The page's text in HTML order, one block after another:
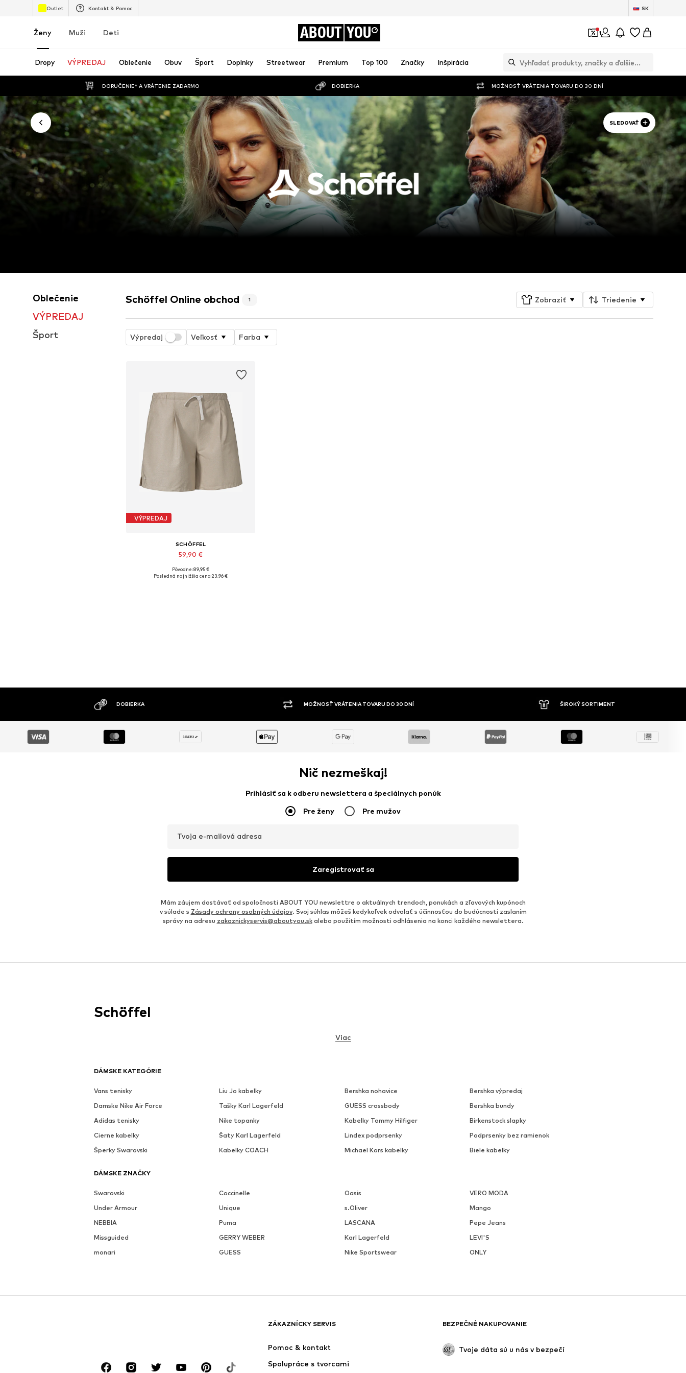
Outlet Kontakt & Pomoc SK
Ženy Muži Deti ABOUT YOU 1
Dropy VÝPREDAJ Oblečenie Obuv Šport Doplnky Streetwear Premium Top 100 Značky Inšpirácia
DORUČENIE* A VRÁTENIE ZADARMO DOBIERKA MOŽNOSŤ VRÁTENIA TOVARU DO 30 DNÍ
SLEDOVAŤ
Oblečenie
VÝPREDAJ
Šport
Schöffel Online obchod 1 Zobraziť Triedenie
Výpredaj Veľkosť Farba
VÝPREDAJ
SCHÖFFEL
59,90 €
Dostupné veľkosti: XS
Pôvodne: 89,95 €
Posledná najnižšia cena:23,96 €
DOBIERKA MOŽNOSŤ VRÁTENIA TOVARU DO 30 DNÍ ŠIROKÝ SORTIMENT
Nič nezmeškaj!
Prihlásiť sa k odberu newslettera a špeciálnych ponúk
Pre ženy Pre mužov
Tvoja e-mailová adresa
Zaregistrovať sa
Mám záujem dostávať od spoločnosti ABOUT YOU newslettre o aktuálnych trendoch, ponukách a zľavových kupónoch
v súlade s Zásady ochrany osobných údajov. Svoj súhlas môžeš kedykoľvek odvolať s účinnosťou do budúcnosti zaslaním
správy na adresu zakaznickyservis@aboutyou.skalebo použitím možnosti odhlásenia na konci každého newslettera.
DÁMSKE KATEGÓRIE
Vans tenisky Liu Jo kabelky Bershka nohavice
Bershka výpredaj
Damske Nike Air Force
Tašky Karl Lagerfeld GUESS crossbody
Bershka bundy
Adidas tenisky
Nike topanky Kabelky Tommy Hilfiger
Birkenstock slapky
Cierne kabelky
Šaty Karl Lagerfeld Lindex podprsenky
Podprsenky bez ramienok
Šperky Swarovski
Kabelky COACH Michael Kors kabelky Biele kabelky
DÁMSKE ZNAČKY
Swarovski Coccinelle Oasis
VERO MODA
Under Armour
Unique s.Oliver
Mango
NEBBIA
Puma LASCANA
Pepe Jeans
Missguided
GERRY WEBER Karl Lagerfeld
LEVI'S
monari
GUESS Nike Sportswear ONLY
ZÁKAZNÍCKY SERVIS
Pomoc & kontakt
Spolupráce s tvorcami
BEZPEČNÉ NAKUPOVANIE
Tvoje dáta sú u nás v bezpečí
Schöffel
Viac